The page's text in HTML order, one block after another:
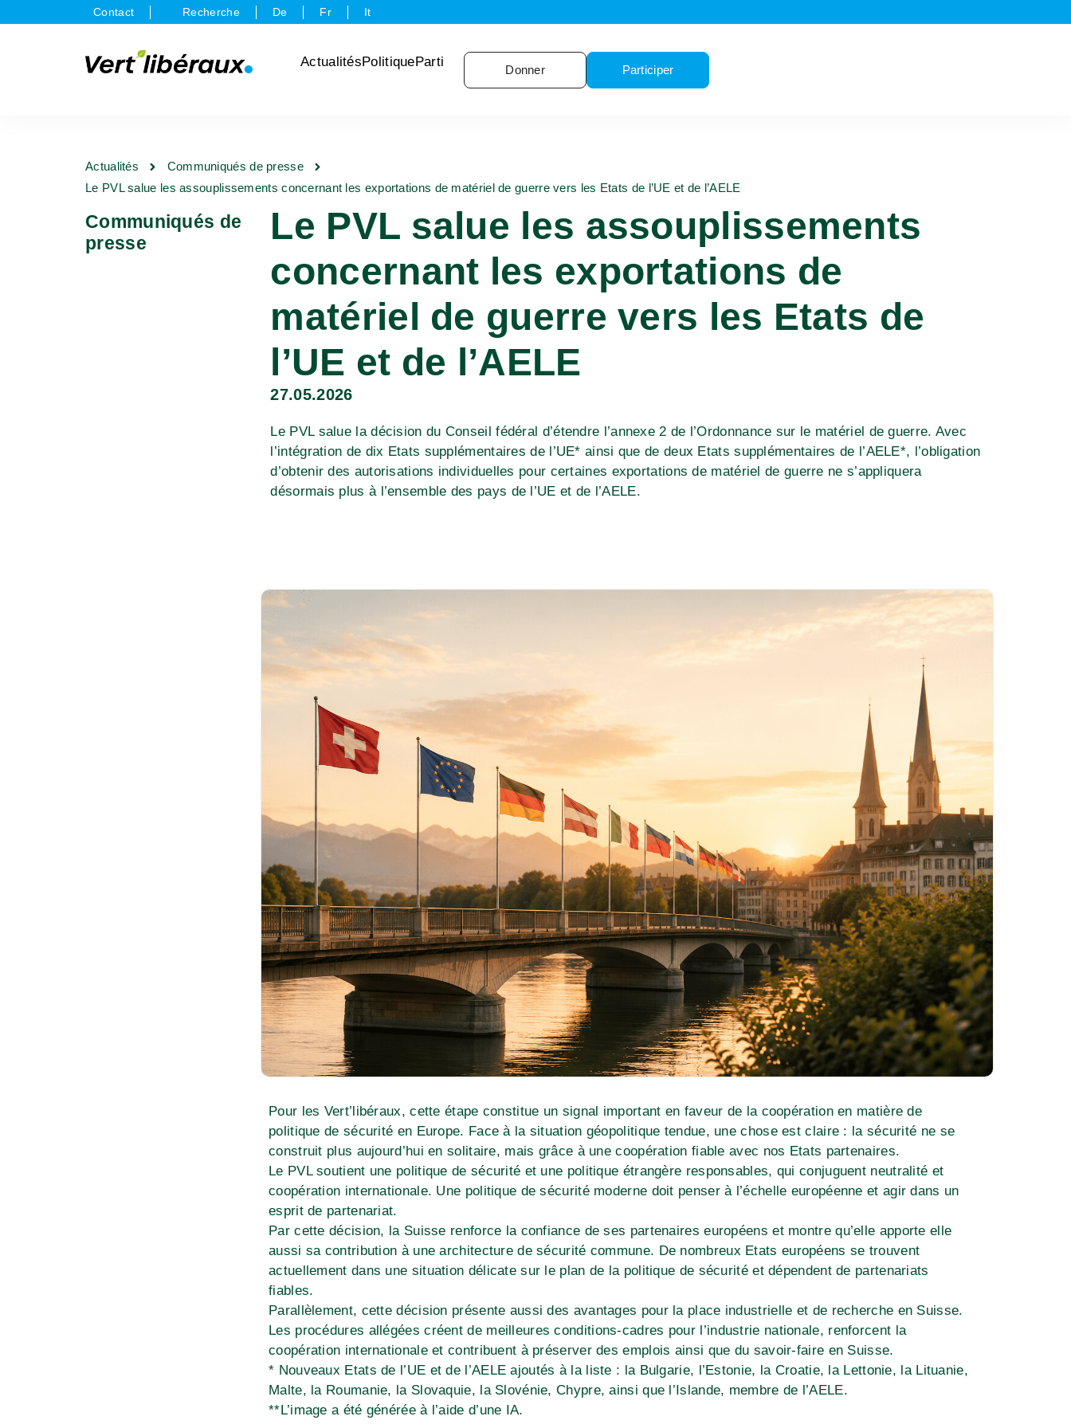
Contact Recherche De Fr It
ActualitésPolitiqueParti
Donner Participer
Actualités
Communiqués de presse
Le PVL salue les assouplissements concernant les exportations de matériel de guerre vers les Etats de l’UE et de l’AELE
Communiqués de
presse
Le PVL salue les assouplissements
concernant les exportations de
matériel de guerre vers les Etats de
l’UE et de l’AELE
27.05.2026
Le PVL salue la décision du Conseil fédéral d’étendre l’annexe 2 de l’Ordonnance sur le matériel de guerre. Avec
l’intégration de dix Etats supplémentaires de l’UE* ainsi que de deux Etats supplémentaires de l’AELE*, l’obligation
d’obtenir des autorisations individuelles pour certaines exportations de matériel de guerre ne s’appliquera
désormais plus à l’ensemble des pays de l’UE et de l’AELE.
Pour les Vert’libéraux, cette étape constitue un signal important en faveur de la coopération en matière de
politique de sécurité en Europe. Face à la situation géopolitique tendue, une chose est claire : la sécurité ne se
construit plus aujourd’hui en solitaire, mais grâce à une coopération fiable avec nos Etats partenaires.
Le PVL soutient une politique de sécurité et une politique étrangère responsables, qui conjuguent neutralité et
coopération internationale. Une politique de sécurité moderne doit penser à l’échelle européenne et agir dans un
esprit de partenariat.
Par cette décision, la Suisse renforce la confiance de ses partenaires européens et montre qu’elle apporte elle
aussi sa contribution à une architecture de sécurité commune. De nombreux Etats européens se trouvent
actuellement dans une situation délicate sur le plan de la politique de sécurité et dépendent de partenariats
fiables.
Parallèlement, cette décision présente aussi des avantages pour la place industrielle et de recherche en Suisse.
Les procédures allégées créent de meilleures conditions-cadres pour l’industrie nationale, renforcent la
coopération internationale et contribuent à préserver des emplois ainsi que du savoir-faire en Suisse.
* Nouveaux Etats de l’UE et de l’AELE ajoutés à la liste : la Bulgarie, l’Estonie, la Croatie, la Lettonie, la Lituanie,
Malte, la Roumanie, la Slovaquie, la Slovénie, Chypre, ainsi que l’Islande, membre de l’AELE.
**L’image a été générée à l’aide d’une IA.